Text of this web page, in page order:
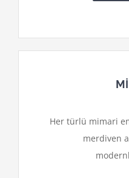
Her türlü mimari
merdiven